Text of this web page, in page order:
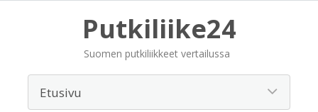
Putkiliike24
Suomen putkiliikkeet vertailussa